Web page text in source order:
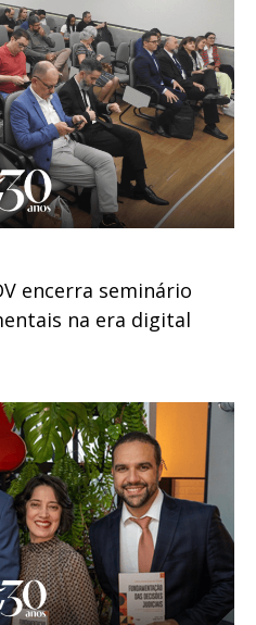
encerra seminário
na era digital